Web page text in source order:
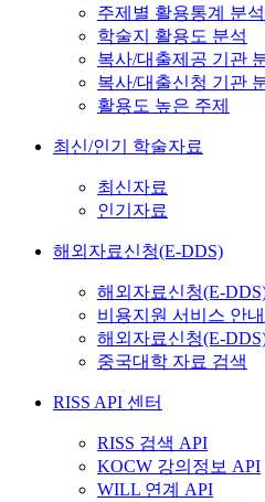
주제별 활용통계 분석
학술지 활용도 분석
복사/대출제공 기관
복사/대출신청 기관
활용도 높은 주제
최신/인기 학술자료
최신자료
인기자료
해외자료신청(E-DDS)
해외자료신청(E-
비용지원 서비스 안내
해외자료신청(E-
중국대학 자료 검색
RISS API 센터
RISS 검색 API
KOCW 강의정보 API
WILL 연계 API